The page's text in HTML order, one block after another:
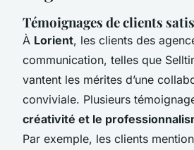
Témoignages de clients
À Lorient, les clients des
communication, telles que
vantent les mérites d’une
conviviale. Plusieurs
créativité et le
Par exemple, les clients